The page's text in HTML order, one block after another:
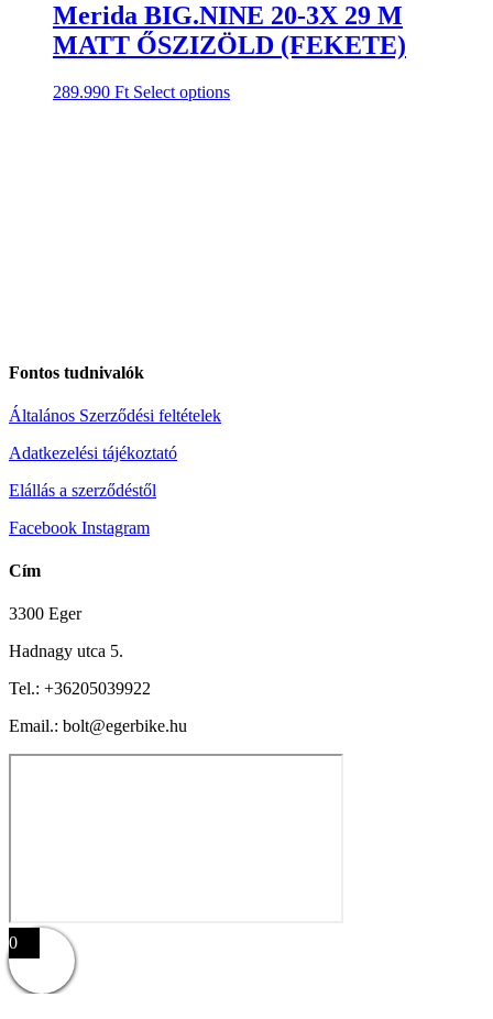
Merida BIG.NINE 20-3X 29 M
MATT ŐSZIZÖLD (FEKETE)
289.990 Ft Select options
Fontos tudnivalók
Általános Szerződési feltételek
Adatkezelési tájékoztató
Elállás a szerződéstől
Facebook Instagram
Cím
3300 Eger
Hadnagy utca 5.
Tel.: +36205039922
Email.: bolt@egerbike.hu
0